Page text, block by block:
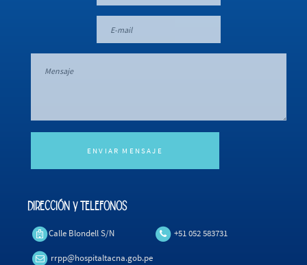
ENVIAR MENSAJE
DIRECCIÓN y TELEFONOS
Calle Blondell S/N +51 052 583731
rrpp@hospitaltacna.gob.pe